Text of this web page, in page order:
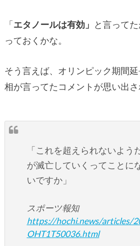
「エタノールは有効」 と言って
っておくかな。
そう言えば、オリンピック期間
相が言ってたコメントが思い出さ
「これを超えられないよう
が滅亡していくってことに
いですか」
スポーツ報知
https://hochi.news/articles/
OHT1T50036.html